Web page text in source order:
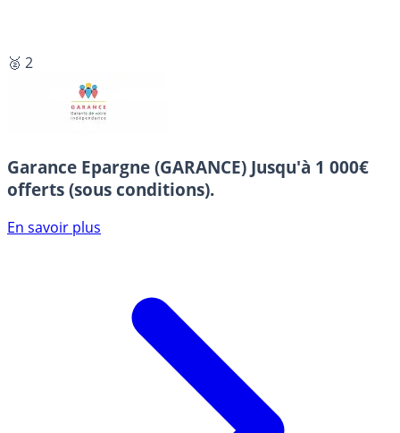
🥈 2
Garance Epargne (GARANCE) Jusqu'à 1 000€
offerts (sous conditions).
En savoir plus